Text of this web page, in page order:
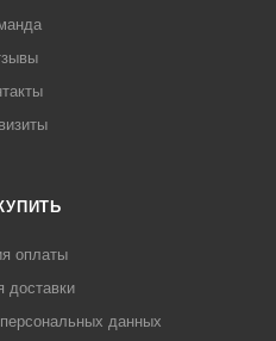
оплаты
доставки
данных